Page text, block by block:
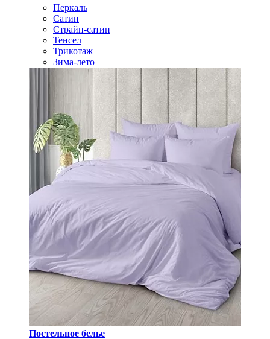
Перкаль
Сатин
Страйп-сатин
Тенсел
Трикотаж
Зима-лето
Постельное белье